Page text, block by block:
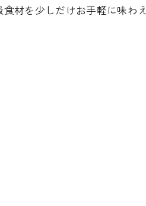
材を少しだけお手軽に味わ